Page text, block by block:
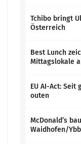
Tchibo bringt
Österreich
Best Lunch
Mittagslokale
EU AI-Act: Seit
outen
McDonald’s
Waidhofen/